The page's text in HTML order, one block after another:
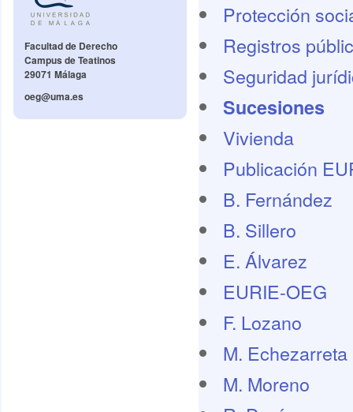
Facultad de Derecho
Campus de Teatinos
29071 Málaga
oeg@uma.es
Protección
Registros
Seguridad
Sucesiones
Vivienda
Publicación
B. Fernández
B. Sillero
E. Álvarez
EURIE-OEG
F. Lozano
M. Echezarreta
M. Moreno